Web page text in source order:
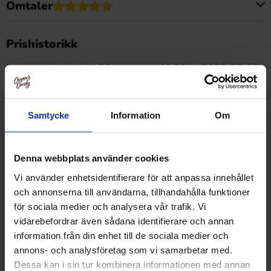
Samtycke Information Om
Denna webbplats använder cookies
Vi använder enhetsidentifierare för att anpassa innehållet
och annonserna till användarna, tillhandahålla funktioner
för sociala medier och analysera vår trafik. Vi
vidarebefordrar även sådana identifierare och annan
information från din enhet till de sociala medier och
annons- och analysföretag som vi samarbetar med.
Dessa kan i sin tur kombinera informationen med annan
Omtaler
Prishistorikk
Laveste pris de siste 30 dagene er 46.90 kr (2026-08-08)
Relaterte produkter
-38%